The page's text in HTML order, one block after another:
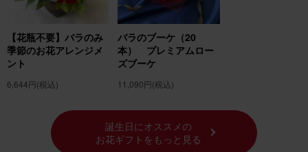
【花瓶不要】バラのみ
季節のお花アレンジメ
ント
6,644円(税込)
バラのブーケ（20
本） プレミアムロー
ズブーケ
11,090円(税込)
誕生日にオススメの
お花ギフトをもっと見る